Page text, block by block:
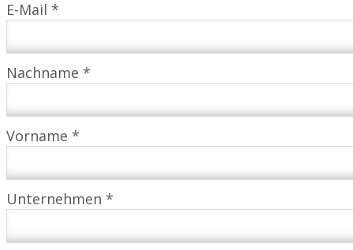
E-Mail *
Nachname *
Vorname *
Unternehmen *